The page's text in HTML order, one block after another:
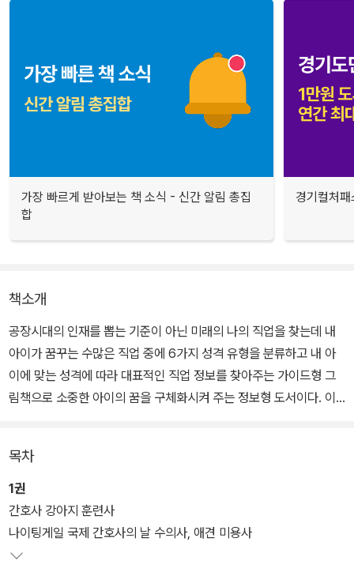
가장 빠르게 받아보는 책 소식 - 신간 알림 총집
합
경기컬처
책소개
공장시대의 인재를 뽑는 기준이 아닌 미래의 나의 직업을 찾는데 내
아이가 꿈꾸는 수많은 직업 중에 6가지 성격 유형을 분류하고 내 아
이에 맞는 성격에 따라 대표적인 직업 정보를 찾아주는 가이드형 그
림책으로 소중한 아이의 꿈을 구체화시켜 주는 정보형 도서이다. 이
한 상세소개도 함께 하고 있다.
목차
1권
간호사 강아지 훈련사
나이팅게일 국제 간호사의 날 수의사, 애견 미용사